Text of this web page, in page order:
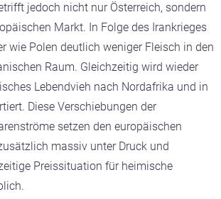
jedoch nicht nur Österreich, sondern
Markt. In Folge des Irankrieges
wie Polen deutlich weniger Fleisch in den
Raum. Gleichzeitig wird wieder
Lebendvieh nach Nordafrika und in
Diese Verschiebungen der
setzen den europäischen
massiv unter Druck und
Preissituation für heimische